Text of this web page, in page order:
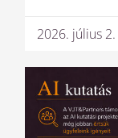
2026. július 2.